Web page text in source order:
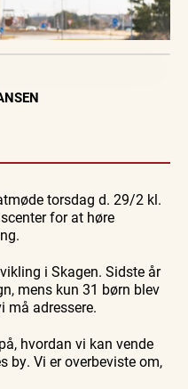
Guidede ture
Skagen
med
Bedford
7. aug.
Guidede ture
på S. 486
Sajoni
Familie
Skagen
fra
torsdag d. 29/2 kl.
for at høre
i Skagen. Sidste år
mens kun 31 børn blev
må adressere.
hvordan vi kan vende
by. Vi er overbeviste om,